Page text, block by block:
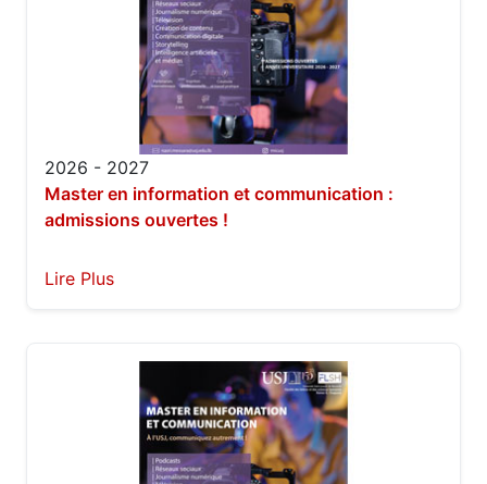
2026 - 2027
Master en information et communication :
admissions ouvertes !
Lire Plus